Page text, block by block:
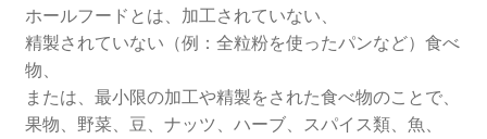
ホールフードとは、加工されていない、
精製されていない（例：全粒粉を使ったパンなど）食べ
物、
または、最小限の加工や精製をされた食べ物のことで、
果物、野菜、豆、ナッツ、ハーブ、スパイス類、魚、